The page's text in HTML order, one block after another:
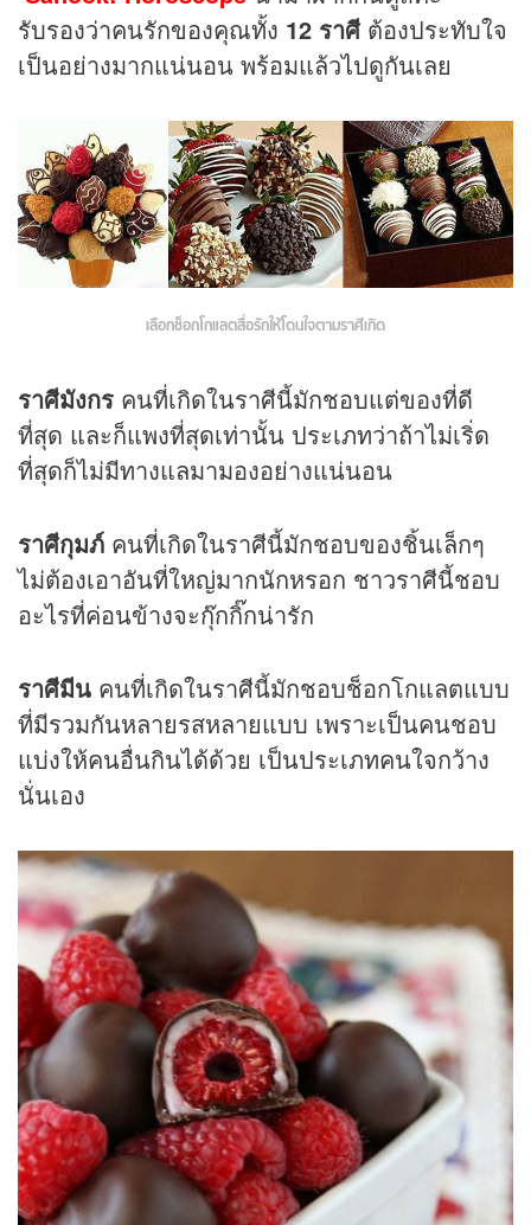
รับรองว่าคนรักของคุณทั้ง 12 ราศีต้องประทับใจ
เป็นอย่างมากแน่นอน พร้อมแล้วไปดูกันเลย
เลือกช็อกโกแลตสื่อรักให้้โดนใจตามราศีเกิด
ราศีมังกร คนที่เกิดในราศีนี้มักชอบแต่ของที่ดี
ที่สุด และก็แพงที่สุดเท่านั้น ประเภทว่าถ้าไม่เริ่ด
ที่สุดก็ไม่มีทางแลมามองอย่างแน่นอน
ราศีกุมภ์ คนที่เกิดในราศีนี้มักชอบของชิ้นเล็กๆ
ไม่ต้องเอาอันที่ใหญ่มากนักหรอก ชาวราศีนี้ชอบ
อะไรที่ค่อนข้างจะกุ๊กกิ๊กน่ารัก
ราศีมีน คนที่เกิดในราศีนี้มักชอบช็อกโกแลตแบบ
ที่มีรวมกันหลายรสหลายแบบ เพราะเป็นคนชอบ
แบ่งให้คนอื่นกินได้ด้วย เป็นประเภทคนใจกว้าง
นั่นเอง